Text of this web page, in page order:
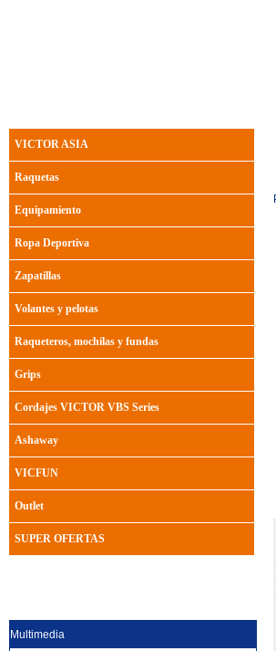
VICTOR ASIA
Raquetas
Equipamiento
Ropa Deportiva
Zapatillas
Volantes y pelotas
Raqueteros, mochilas y fundas
Grips
Cordajes VICTOR VBS Series
Ashaway
VICFUN
Outlet
SUPER OFERTAS
Multimedia